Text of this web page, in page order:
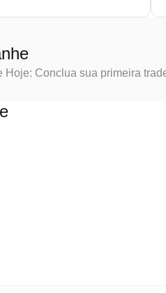
Hoje: Conclua sua primeira